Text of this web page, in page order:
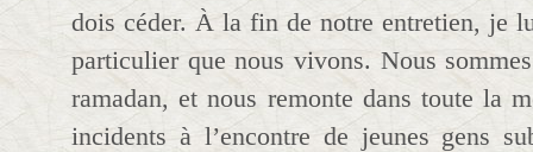
dois céder. À la fin de notre entretien, je
particulier que nous vivons. Nous
ramadan, et nous remonte dans toute la
incidents à l’encontre de jeunes gens